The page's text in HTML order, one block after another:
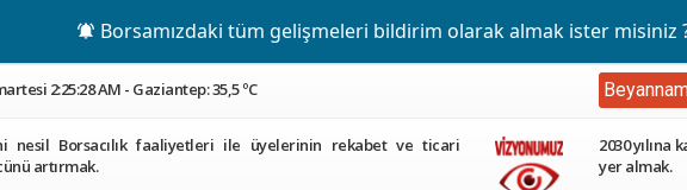
Borsamızdaki tüm gelişmeleri bildirim olarak almak ister misiniz
2:25:28 AM - Gaziantep: 35,5 ºC
nesil Borsacılık faaliyetleri ile üyelerinin rekabet ve ticari
artırmak.
2030 yılına
yer almak.